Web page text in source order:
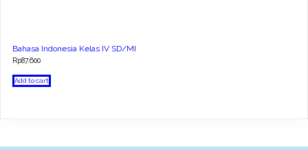
Bahasa Indonesia Kelas IV SD/MI
Rp87.600
Add to cart